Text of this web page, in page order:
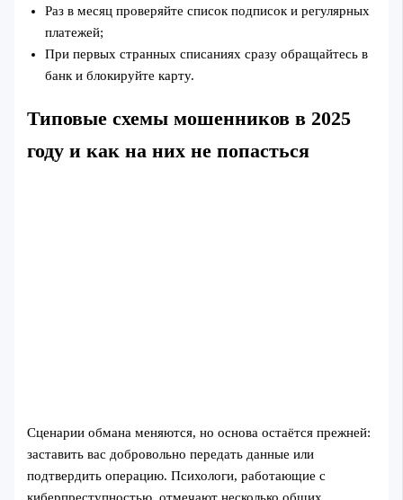
Раз в месяц проверяйте список подписок и регулярных
платежей;
При первых странных списаниях сразу обращайтесь в
банк и блокируйте карту.
Типовые схемы мошенников в 2025
году и как на них не попасться
Сценарии обмана меняются, но основа остаётся прежней:
заставить вас добровольно передать данные или
подтвердить операцию. Психологи, работающие с
киберпреступностью, отмечают несколько общих